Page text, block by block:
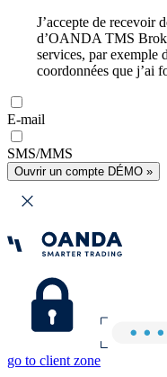
J’accepte de recevoir
d’OANDA TMS
services, par exemple
coordonnées que j’ai
E-mail
SMS/MMS
Ouvrir un compte DÉMO »
go to client zone